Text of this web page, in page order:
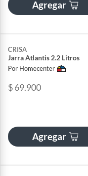
Agregar
CRISA
Jarra Atlantis 2.2 Litros
Por Homecenter
$ 69.900
Agregar